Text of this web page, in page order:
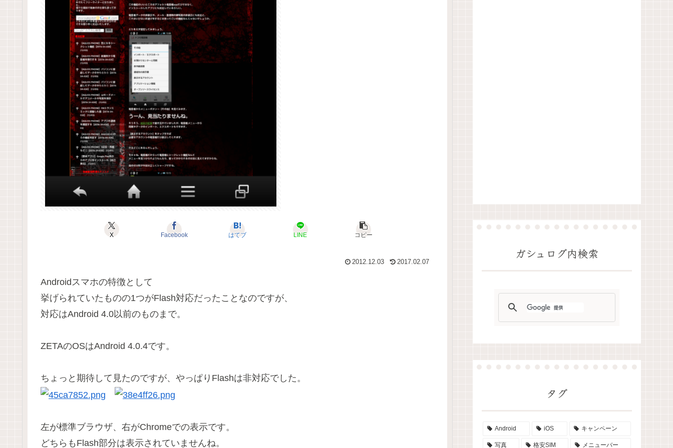
X Facebook はてブ LINE コピー
2012.12.03 2017.02.07
Androidスマホの特徴として
挙げられていたものの1つがFlash対応だったことなのですが、
対応はAndroid 4.0以前のものまで。
ZETAのOSはAndroid 4.0.4です。
ちょっと期待して見たのですが、やっぱりFlashは非対応でした。
左が標準ブラウザ、右がChromeでの表示です。
どちらもFlash部分は表示されていませんね。
ガシュログ内検索
タグ
Android iOS キャンペーン
写真 格安SIM メニューバー